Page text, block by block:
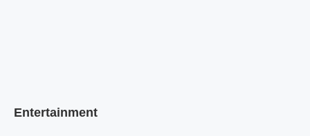
Entertainment